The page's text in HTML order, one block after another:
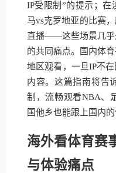
IP受限制”的提示；在
马vs克罗地亚的比赛
直播——这些场景几乎
的共同痛点。国内体
地区观看，一旦IP不
内容。这篇指南将告
制，流畅观看NBA、
国他乡也能跟上国内的
海外看体育赛
与体验痛点